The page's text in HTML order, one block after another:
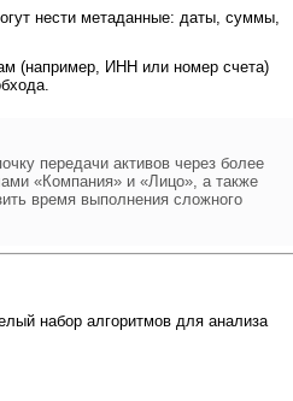
нести метаданные: даты, суммы,
(например, ИНН или номер счета)
передачи активов через более
«Компания» и «Лицо», а также
время выполнения сложного
набор алгоритмов для анализа